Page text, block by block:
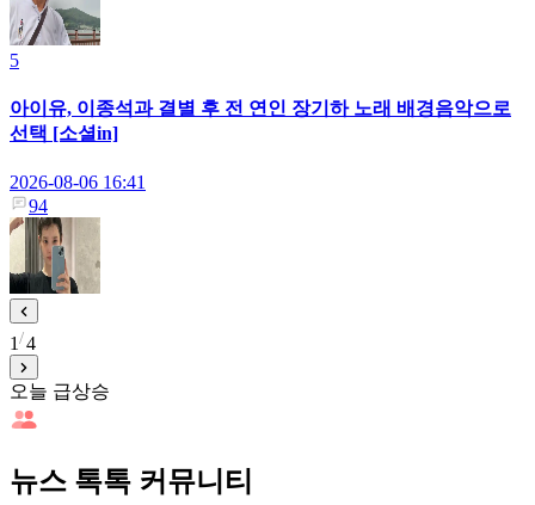
5
아이유, 이종석과 결별 후 전 연인 장기하 노래 배경음악으로
선택 [소셜in]
2026-08-06 16:41
94
1 4
오늘 급상승
뉴스 톡톡 커뮤니티